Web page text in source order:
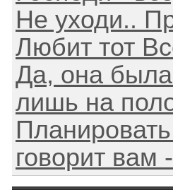
Не уходи..
Любит тот
Да, она была
лишь на
говорит вам